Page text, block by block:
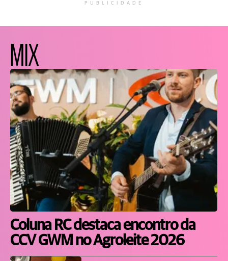
PUBLICIDADE
MIX
Coluna RC destaca encontro da
CCV GWM no Agroleite 2026